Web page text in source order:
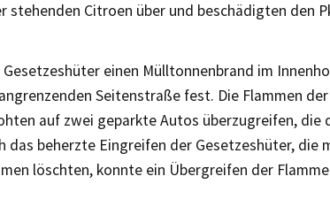
stehenden Citroen über und beschädigten den
einen Mülltonnenbrand im
Seitenstraße fest. Die Flammen
auf zwei geparkte Autos überzugreifen, die
das beherzte Eingreifen der Gesetzeshüter, die
löschten, konnte ein Übergreifen der